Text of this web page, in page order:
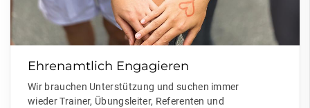
Ehrenamtlich Engagieren
Wir brauchen Unterstützung und suchen immer
wieder Trainer, Übungsleiter, Referenten und